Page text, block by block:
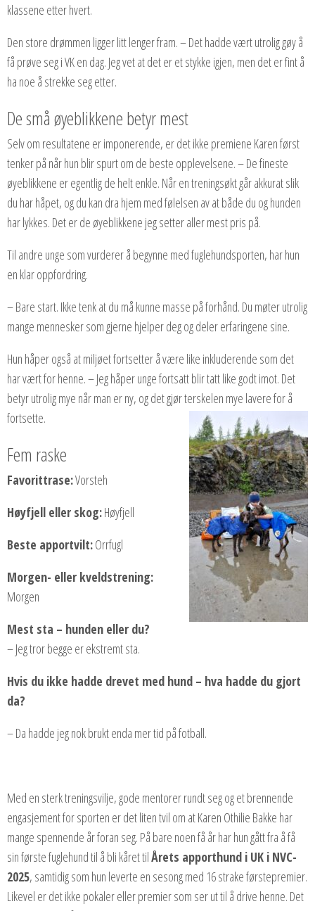
klassene etter hvert.
Den store drømmen ligger litt lenger fram. – Det hadde vært utrolig gøy å
få prøve seg i VK en dag. Jeg vet at det er et stykke igjen, men det er fint å
ha noe å strekke seg etter.
De små øyeblikkene betyr mest
Selv om resultatene er imponerende, er det ikke premiene Karen først
tenker på når hun blir spurt om de beste opplevelsene. – De fineste
øyeblikkene er egentlig de helt enkle. Når en treningsøkt går akkurat slik
du har håpet, og du kan dra hjem med følelsen av at både du og hunden
har lykkes. Det er de øyeblikkene jeg setter aller mest pris på.
Til andre unge som vurderer å begynne med fuglehundsporten, har hun
en klar oppfordring.
– Bare start. Ikke tenk at du må kunne masse på forhånd. Du møter utrolig
mange mennesker som gjerne hjelper deg og deler erfaringene sine.
Hun håper også at miljøet fortsetter å være like inkluderende som det
har vært for henne. – Jeg håper unge fortsatt blir tatt like godt imot. Det
betyr utrolig mye når man er ny, og det gjør terskelen mye lavere for å
fortsette.
Fem raske
Favorittrase:Vorsteh
Høyfjell eller skog:Høyfjell
Beste apportvilt:Orrfugl
Morgen- eller kveldstrening:
Morgen
Mest sta – hunden eller du?
– Jeg tror begge er ekstremt sta.
Hvis du ikke hadde drevet med hund – hva hadde du gjort
da?
– Da hadde jeg nok brukt enda mer tid på fotball.
Med en sterk treningsvilje, gode mentorer rundt seg og et brennende
engasjement for sporten er det liten tvil om at Karen Othilie Bakke har
mange spennende år foran seg. På bare noen få år har hun gått fra å få
sin første fuglehund til å bli kåret tilÅrets apporthund i UK i NVC-
2025, samtidig som hun leverte en sesong med 16 strake førstepremier.
Likevel er det ikke pokaler eller premier som ser ut til å drive henne. Det